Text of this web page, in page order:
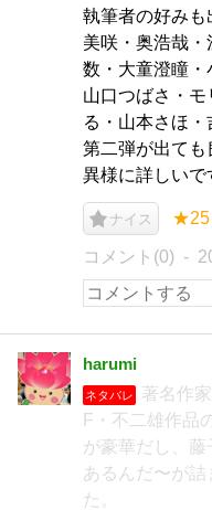
執筆者の好み
美咲・奥浩哉
数・大童澄瞳・
山口つばさ・
る・山本さほ
第二弾が出て
異様に詳しいで
ナイス ★25
コメント(0)
harumi
ネタバレ
著名作
F・不二雄作品
が豪華だし、藤
あるんだ〜が詰
た。